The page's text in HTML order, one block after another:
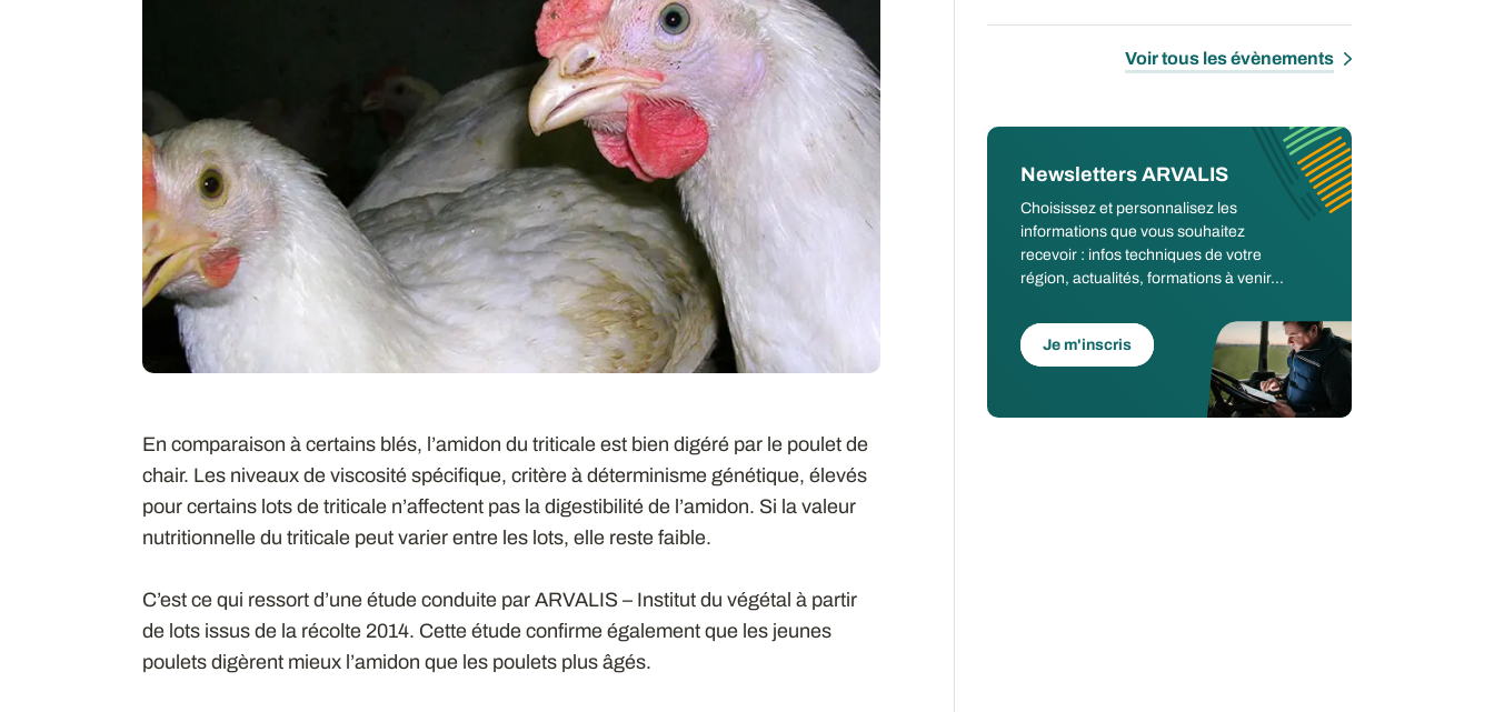
En comparaison à certains blés, l’amidon du triticale est bien digéré par le poulet de
chair. Les niveaux de viscosité spécifique, critère à déterminisme génétique, élevés
pour certains lots de triticale n’affectent pas la digestibilité de l’amidon. Si la valeur
nutritionnelle du triticale peut varier entre les lots, elle reste faible.
C’est ce qui ressort d’une étude conduite par ARVALIS – Institut du végétal à partir
de lots issus de la récolte 2014. Cette étude confirme également que les jeunes
poulets digèrent mieux l’amidon que les poulets plus âgés.
Voir tous les évènements
Newsletters ARVALIS
Choisissez et personnalisez les
informations que vous souhaitez
recevoir : infos techniques de votre
région, actualités, formations à venir...
Je m'inscris